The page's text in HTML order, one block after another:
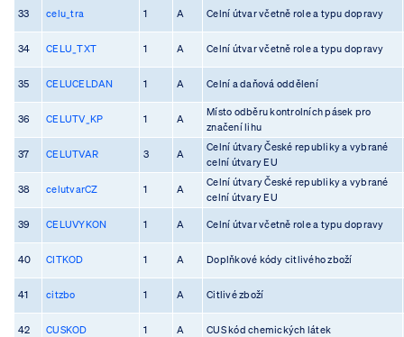
33 celu_tra 1 A Celní útvar včetně role a typu dopravy
34 CELU_TXT 1 A Celní útvar včetně role a typu dopravy
35 CELUCELDAN 1 A Celní a daňová oddělení
36 CELUTV_KP 1 A
Místo odběru kontrolních pásek pro
značení lihu
37 CELUTVAR 3 A
Celní útvary České republiky a vybrané
celní útvary EU
38 celutvarCZ 1 A
Celní útvary České republiky a vybrané
celní útvary EU
39 CELUVYKON 1 A Celní útvar včetně role a typu dopravy
40 CITKOD 1 A Doplňkové kódy citlivého zboží
41 citzbo 1 A Citlivé zboží
42 CUSKOD 1 A CUS kód chemických látek